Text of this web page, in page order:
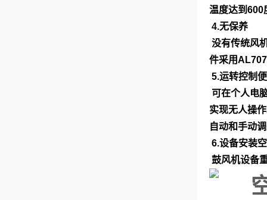
温度达到600
4.无保养
没有传统风
件采用
5.运转控制
可在个人电
实现无人操
自动和手动
6.设备安装
鼓风机设备